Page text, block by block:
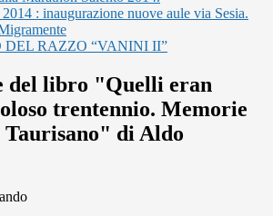
: inaugurazione nuove aule via Sesia.
DEL RAZZO “VANINI II”
del libro "Quelli eran
trentennio. Memorie
di Aldo